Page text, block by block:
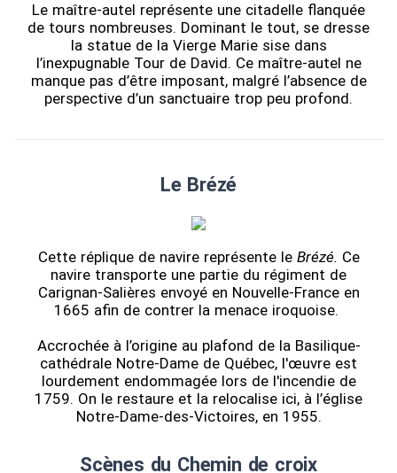
Le maître-autel représente une citadelle flanquée
de tours nombreuses. Dominant le tout, se dresse
la statue de la Vierge Marie sise dans
l’inexpugnable Tour de David. Ce maître-autel ne
manque pas d’être imposant, malgré l’absence de
perspective d’un sanctuaire trop peu profond.
Le Brézé
Cette réplique de navire représente le Brézé. Ce
navire transporte une partie du régiment de
Carignan-Salières envoyé en Nouvelle-France en
1665 afin de contrer la menace iroquoise.
Accrochée à l’origine au plafond de la Basilique-
cathédrale Notre-Dame de Québec, l'œuvre est
lourdement endommagée lors de l'incendie de
1759. On le restaure et la relocalise ici, à l’église
Notre-Dame-des-Victoires, en 1955.
Scènes du Chemin de croix